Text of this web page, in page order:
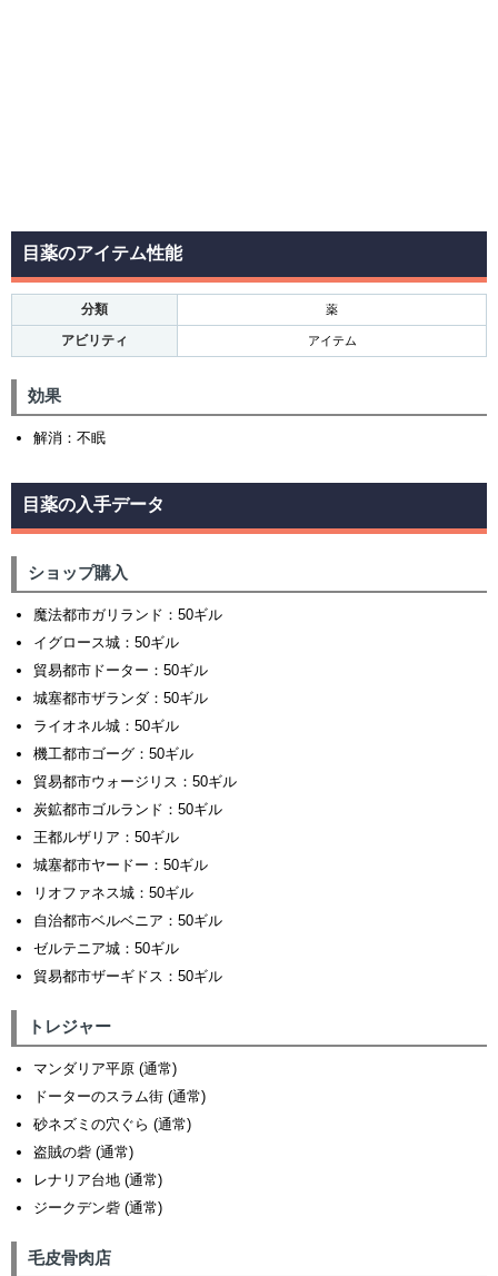
目薬のアイテム性能
分類 薬
アビリティ アイテム
効果
解消：不眠
目薬の入手データ
ショップ購入
魔法都市ガリランド：50ギル
イグロース城：50ギル
貿易都市ドーター：50ギル
城塞都市ザランダ：50ギル
ライオネル城：50ギル
機工都市ゴーグ：50ギル
貿易都市ウォージリス：50ギル
炭鉱都市ゴルランド：50ギル
王都ルザリア：50ギル
城塞都市ヤードー：50ギル
リオファネス城：50ギル
自治都市ベルベニア：50ギル
ゼルテニア城：50ギル
貿易都市ザーギドス：50ギル
トレジャー
マンダリア平原 (通常)
ドーターのスラム街 (通常)
砂ネズミの穴ぐら (通常)
盗賊の砦 (通常)
レナリア台地 (通常)
ジークデン砦 (通常)
毛皮骨肉店